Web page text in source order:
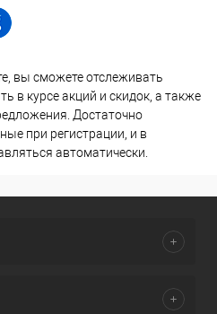
вы сможете отслеживать
в курсе акций и скидок, а также
Достаточно
при регистрации, и в
автоматически.